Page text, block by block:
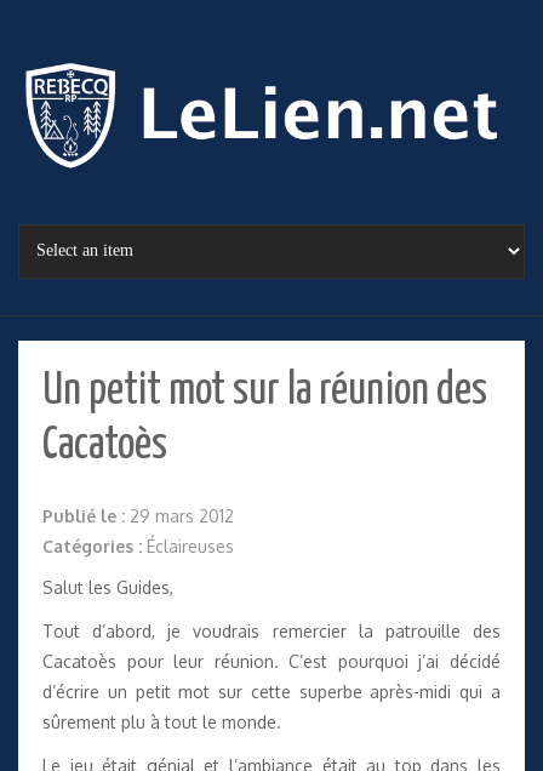
Un petit mot sur la réunion des
Cacatoès
Publié le : 29 mars 2012
Catégories : Éclaireuses
Salut les Guides,
Tout d’abord, je voudrais remercier la patrouille des
Cacatoès pour leur réunion. C’est pourquoi j’ai décidé
d’écrire un petit mot sur cette superbe après-midi qui a
sûrement plu à tout le monde.
Le jeu était génial et l’ambiance était au top dans les